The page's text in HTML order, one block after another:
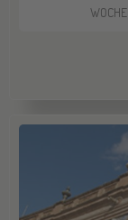
WOCHE